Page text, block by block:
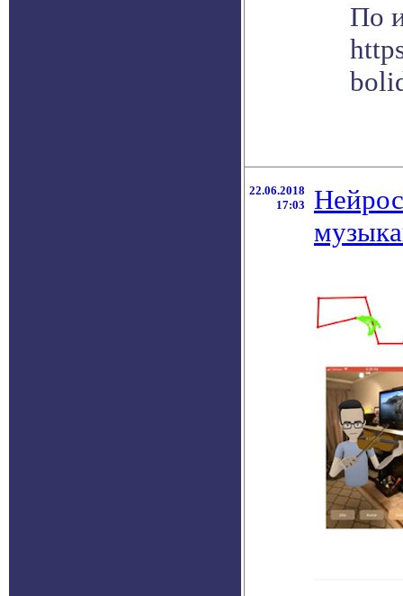
По
22.06.2018
17:03